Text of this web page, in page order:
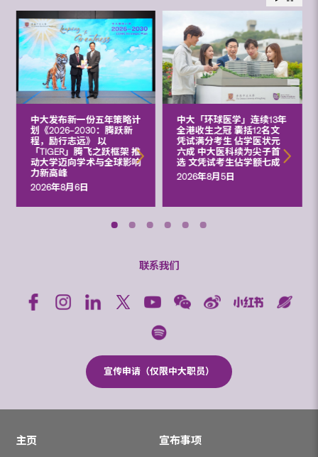
中大发布新一份五年策略计
划《2026‒2030：腾跃新
程，励行志远》 以
「TIGER」腾飞之跃框架 推
动大学迈向学术与全球影响
力新高峰
2026年8月6日
中大「环球医学」连续13年
全港收生之冠 囊括12名文
凭试满分考生 佔学医状元
六成 中大医科续为尖子首
选 文凭试考生佔学额七成
2026年8月5日
联系我们
宣传申请（仅限中大职员）
主页
宣布事项